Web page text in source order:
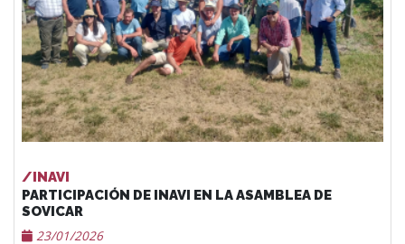
/INAVI
PARTICIPACIÓN DE INAVI EN LA ASAMBLEA DE
SOVICAR
23/01/2026